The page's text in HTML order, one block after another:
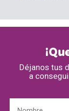
Déjanos tus
a